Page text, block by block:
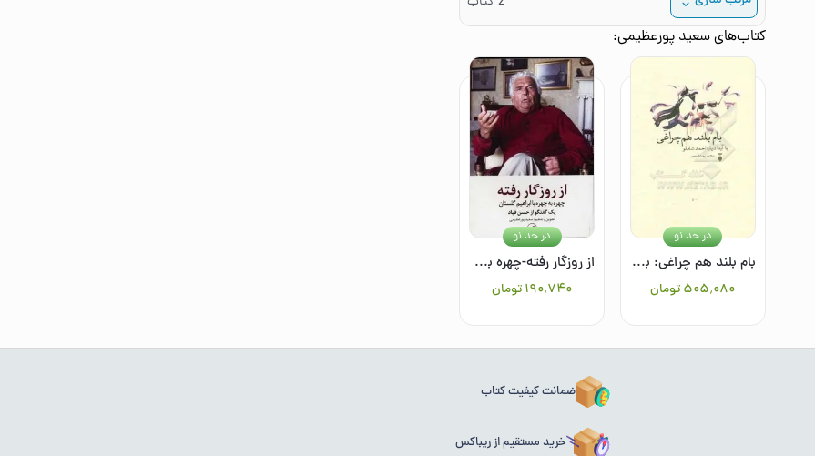
کتاب‌هایسعید پورعظیمی:
بام بلند هم چراغی:‌ با آیدا درباره احمد شاملو
۵۰۵٬۰۸۰تومان
در حد نو
از روزگار رفته-چهره به چهره با ابراهیم گلستانی
۱۹۰٬۷۴۰تومان
در حد نو
ضمانت کیفیت کتاب
خرید مستقیم از ریباکس